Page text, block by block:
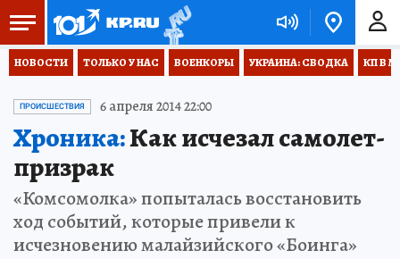
НОВОСТИ ТОЛЬКО У НАС ВОЕНКОРЫ УКРАИНА: СВОДКА КП В
ПРОИСШЕСТВИЯ 6 апреля 2014 22:00
Хроника:Как исчезал самолет-
призрак
«Комсомолка» попыталась восстановить
ход событий, которые привели к
исчезновению малайзийского «Боинга»